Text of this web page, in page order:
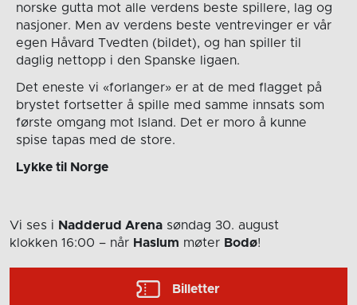
norske gutta mot alle verdens beste spillere, lag og
nasjoner. Men av verdens beste ventrevinger er vår
egen Håvard Tvedten (bildet), og han spiller til
daglig nettopp i den Spanske ligaen.
Det eneste vi «forlanger» er at de med flagget på
brystet fortsetter å spille med samme innsats som
første omgang mot Island. Det er moro å kunne
spise tapas med de store.
Lykke til Norge
Vi ses i Nadderud Arena søndag 30. august
klokken 16:00 – når Haslum møter Bodø!
Billetter